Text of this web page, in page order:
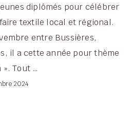
diplômés pour célébrer
textile local et régional.
entre Bussières,
il a cette année pour thème
Tout …
2024